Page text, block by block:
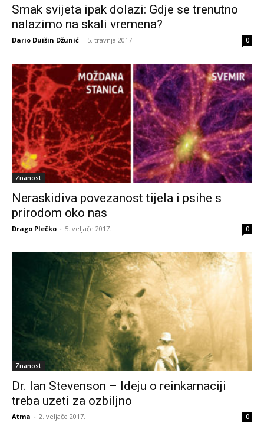
Smak svijeta ipak dolazi: Gdje se trenutno
nalazimo na skali vremena?
Dario Duišin Džunić - 5. travnja 2017. 0
Znanost
Neraskidiva povezanost tijela i psihe s
prirodom oko nas
Drago Plečko - 5. veljače 2017. 0
Znanost
Dr. Ian Stevenson – Ideju o reinkarnaciji
treba uzeti za ozbiljno
Atma - 2. veljače 2017. 0